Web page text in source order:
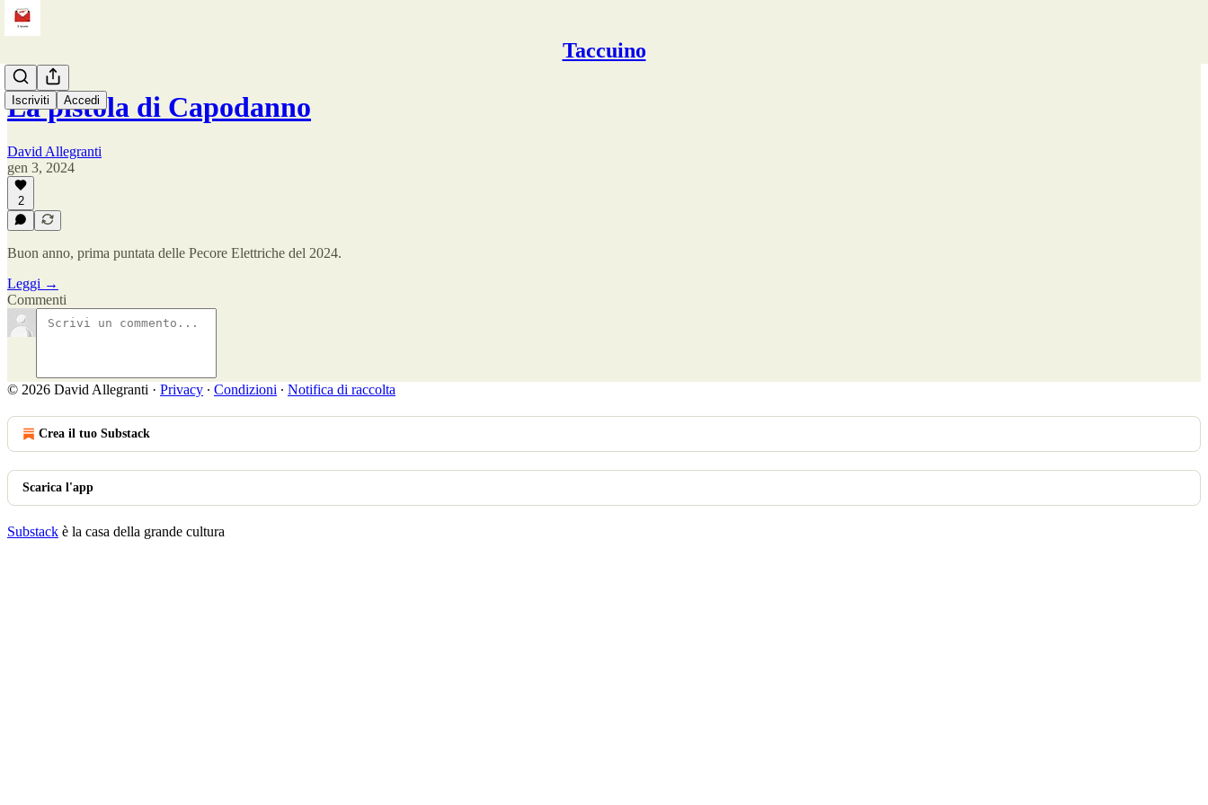
Taccuino
Iscriviti Accedi
La pistola di Capodanno
David Allegranti
gen 3, 2024
2
Buon anno, prima puntata delle Pecore Elettriche del 2024.
Leggi →
Commenti
© 2026 David Allegranti · Privacy ∙ Condizioni ∙ Notifica di raccolta
Crea il tuo Substack
Scarica l'app
Substack è la casa della grande cultura